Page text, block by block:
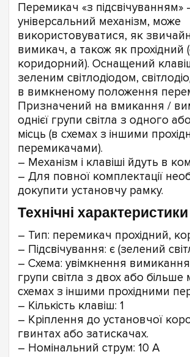
Перемикач «з підсвічуванням» -
універсальний механізм, може
використовуватися, як
вимикач, а також як прохідний
коридорний). Оснащений
зеленим світлодіодом,
в вимкненому положення
Призначений на вмикання /
однієї групи світла з одного
місць (в схемах з іншими
перемикачами).
– Механізм і клавіші йдуть в
– Для повної комплектації
докупити установчу рамку.
Технічні характеристики
– Тип: перемикач прохідний,
– Підсвічування: є (зелений
– Схема: увімкнення вимикання
групи світла з двох або більше
схемах з іншими прохідними
– Кількість клавіш: 1
– Кріплення до установчої
гвинтах або затискачах.
– Номінальний струм: 10 А